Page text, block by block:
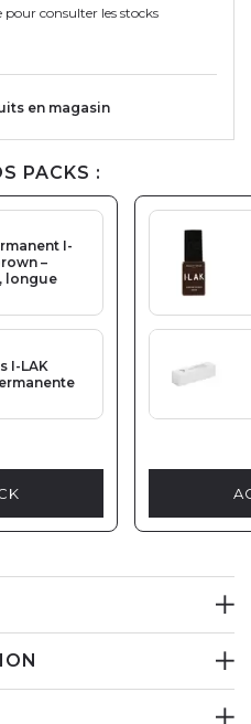
consulter les stocks
en magasin
PACKS :
I-
–
longue
I-LAK